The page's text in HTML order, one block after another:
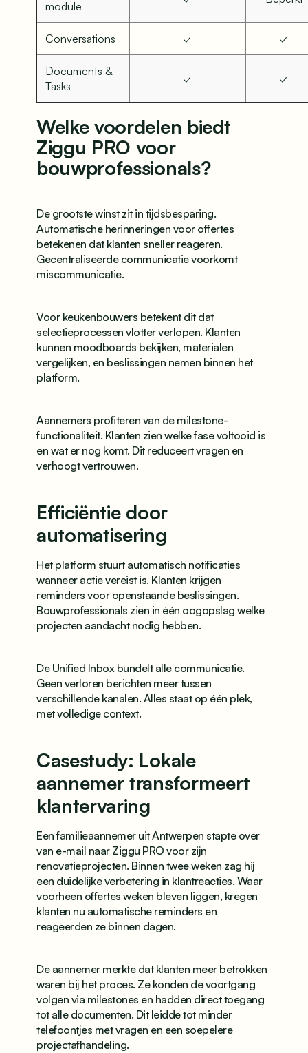
module
Conversations ✓ ✓
Documents &
Tasks
✓ ✓
Welke voordelen biedt
Ziggu PRO voor
bouwprofessionals?
De grootste winst zit in tijdsbesparing.
Automatische herinneringen voor offertes
betekenen dat klanten sneller reageren.
Gecentraliseerde communicatie voorkomt
miscommunicatie.
Voor keukenbouwers betekent dit dat
selectieprocessen vlotter verlopen. Klanten
kunnen moodboards bekijken, materialen
vergelijken, en beslissingen nemen binnen het
platform.
Aannemers profiteren van de milestone-
functionaliteit. Klanten zien welke fase voltooid is
en wat er nog komt. Dit reduceert vragen en
verhoogt vertrouwen.
Efficiëntie door
automatisering
Het platform stuurt automatisch notificaties
wanneer actie vereist is. Klanten krijgen
reminders voor openstaande beslissingen.
Bouwprofessionals zien in één oogopslag welke
projecten aandacht nodig hebben.
De Unified Inbox bundelt alle communicatie.
Geen verloren berichten meer tussen
verschillende kanalen. Alles staat op één plek,
met volledige context.
Casestudy: Lokale
aannemer transformeert
klantervaring
Een familieaannemer uit Antwerpen stapte over
van e-mail naar Ziggu PRO voor zijn
renovatieprojecten. Binnen twee weken zag hij
een duidelijke verbetering in klantreacties. Waar
voorheen offertes weken bleven liggen, kregen
klanten nu automatische reminders en
reageerden ze binnen dagen.
De aannemer merkte dat klanten meer betrokken
waren bij het proces. Ze konden de voortgang
volgen via milestones en hadden direct toegang
tot alle documenten. Dit leidde tot minder
telefoontjes met vragen en een soepelere
projectafhandeling.